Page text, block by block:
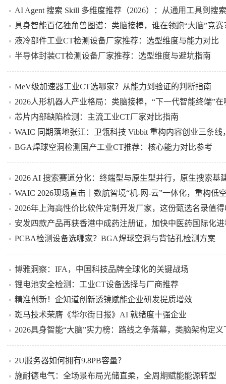
AI Agent 搜索 Skill 多维度推荐（2026）：从通用工具到搜
具身智能百亿独角兽图谱：类脑接棒，谁在领跑“大脑”竞赛
液冷部件工业CT检测设备厂家推荐：选型维度与能力对比
半导体封装CT检测设备厂家推荐：选型维度与避坑指南
MeV级加速器工业CT选哪家？从能力到验证的判断指南
2026人形机器人产业格局：类脑接棒，“下一代智能终端”在
芯片内部缺陷检测：主流工业CT厂家对比指南
WAIC 同期落地张江：卫瓴科技 Vibbit 重构内容创业三条
BGA焊球空洞检测国产工业CT推荐：核心能力对比参考
2026 AI 搜索赛道分化：终端型与原生型并行，原生搜索基
WAIC 2026现场直击｜数航智境“机-网-云”一体化，重构低
2026年上海高性价比软件定制开发厂家，这份甄选名录值
安发四款产品再获香港中成药注册证，加快中医药国际化进
PCBA检测设备选哪家？BGA焊球空洞与背钻孔检测方案
博雅洞察：IFA，中国科技品牌全球化的关键战场
锂电池安全检测：工业CT设备选择与厂商推荐
精准创新！企知道创新透镜赋能企业研发提质增效
斑马技术荣膺《华尔街日报》AI 就绪度十强企业
2026具身智能“大脑”实力榜：路线之争落幕，类脑架构定
2U服务器如何拥有9.8PB容量？
施耐德电气：全场景布局光储直柔，全周期赋能能源转型